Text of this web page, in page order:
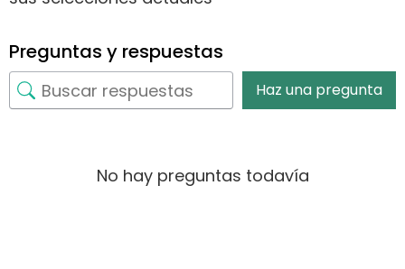
Preguntas y respuestas
Haz una pregunta
No hay preguntas todavía